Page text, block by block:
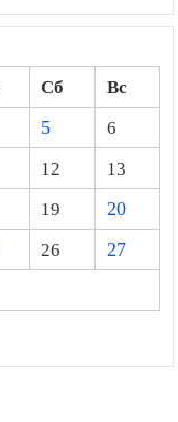
Сб
Вс
5
6
12
13
19
20
26
27